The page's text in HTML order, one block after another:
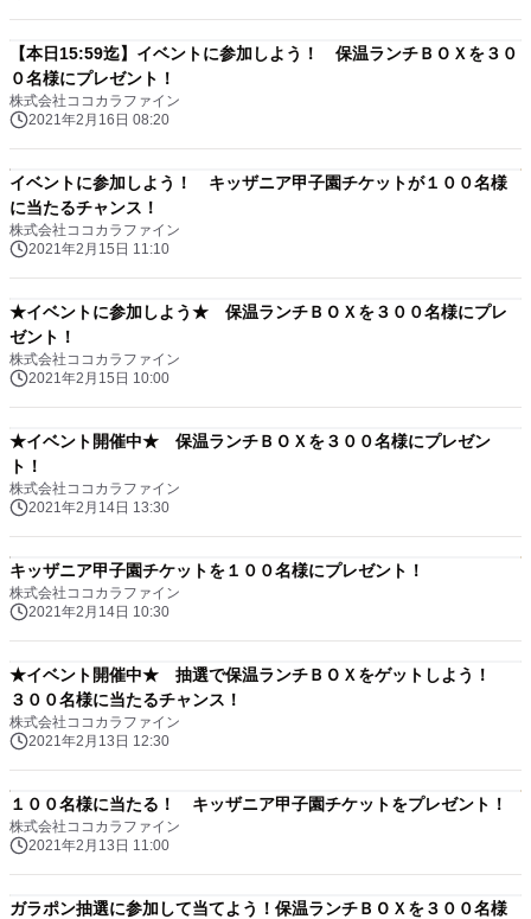
【本日15:59迄】イベントに参加しよう！ 保温ランチＢＯＸを３０
０名様にプレゼント！
株式会社ココカラファイン
2021年2月16日 08:20
イベントに参加しよう！ キッザニア甲子園チケットが１００名様
に当たるチャンス！
株式会社ココカラファイン
2021年2月15日 11:10
★イベントに参加しよう★ 保温ランチＢＯＸを３００名様にプレ
ゼント！
株式会社ココカラファイン
2021年2月15日 10:00
★イベント開催中★ 保温ランチＢＯＸを３００名様にプレゼン
ト！
株式会社ココカラファイン
2021年2月14日 13:30
キッザニア甲子園チケットを１００名様にプレゼント！
株式会社ココカラファイン
2021年2月14日 10:30
★イベント開催中★ 抽選で保温ランチＢＯＸをゲットしよう！
３００名様に当たるチャンス！
株式会社ココカラファイン
2021年2月13日 12:30
１００名様に当たる！ キッザニア甲子園チケットをプレゼント！
株式会社ココカラファイン
2021年2月13日 11:00
ガラポン抽選に参加して当てよう！保温ランチＢＯＸを３００名様